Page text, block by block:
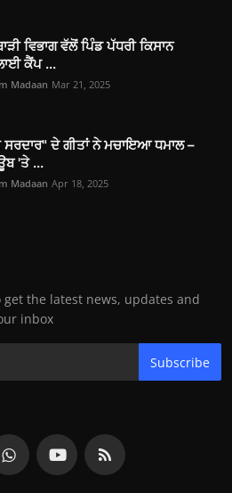
ਵਿਭਾਗ ਵੱਲੋਂ ਪਿੰਡ ਪੱਧਰੀ ਕਿਸਾਨ
ਕੈਂਪ ...
Madaan Mar 21, 2025
ਸਰਦਾਰ" ਦੇ ਗੀਤਾਂ ਨੇ ਮਚਾਇਆ ਧਮਾਲ –
'ਤੇ ...
Madaan Apr 18, 2025
the latest news, updates and
inbox
Subscribe